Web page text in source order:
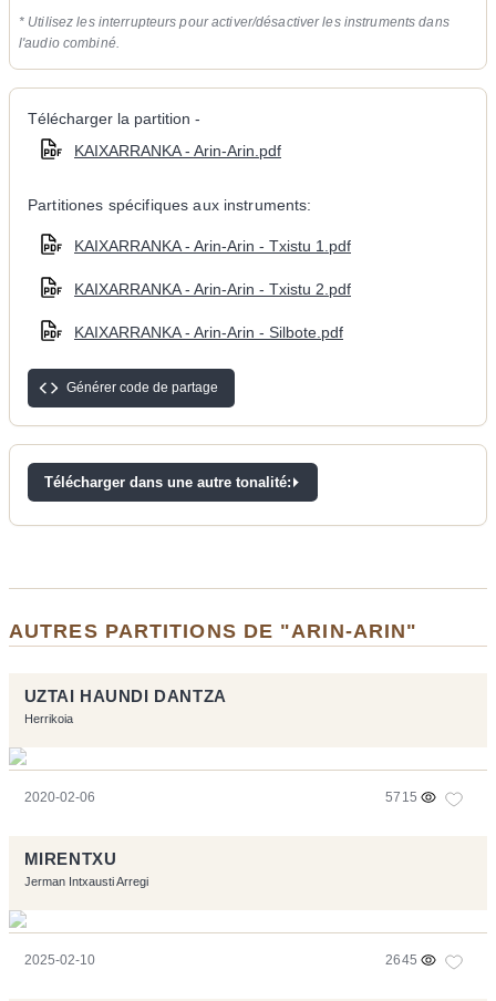
* Utilisez les interrupteurs pour activer/désactiver les instruments dans
l'audio combiné.
Télécharger la partition -
KAIXARRANKA - Arin-Arin.pdf
Partitiones spécifiques aux instruments:
KAIXARRANKA - Arin-Arin - Txistu 1.pdf
KAIXARRANKA - Arin-Arin - Txistu 2.pdf
KAIXARRANKA - Arin-Arin - Silbote.pdf
Générer code de partage
Télécharger dans une autre tonalité:
AUTRES PARTITIONS DE "ARIN-ARIN"
UZTAI HAUNDI DANTZA
Herrikoia
2020-02-06 5715
MIRENTXU
Jerman Intxausti Arregi
2025-02-10 2645